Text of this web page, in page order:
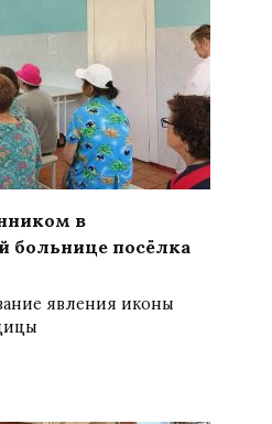
в
больнице посёлка
явления иконы